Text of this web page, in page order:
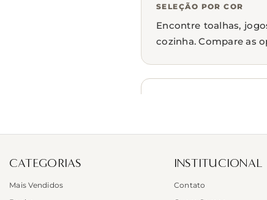
SELEÇÃO POR COR
Encontre toalhas,
cozinha. Compare as
Jogos de cama
CATEGORIAS
Mais Vendidos
INSTITUCIONAL
Contato